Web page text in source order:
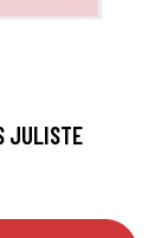
JULISTE